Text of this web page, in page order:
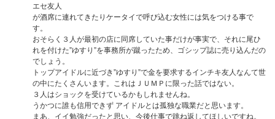
エセ友人
が酒席に連れてきたりケータイで呼び込む女性には気をつける事で
す。
おそらく３人が最初の店に同席していた事だけが事実で、それに尾ひ
れを付けた”ゆすり”を事務所が蹴ったため、ゴシップ誌に売り込んだの
でしょう。
トップアイドルに近づき”ゆすり”で金を要求するインチキ友人なんて世
の中にたくさんいます。これはＪＵＭＰに限った話ではない。
３人はショックを受けているかもしれませんね。
うかつに誰も信用できず アイドルとは孤独な職業だと思います。
まあ、イイ勉強だったと思い、今後仕事で跳ね返してほしいですね。